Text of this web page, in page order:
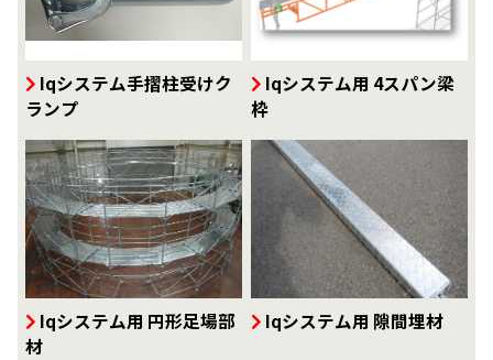
Iqシステム手摺柱受けク
ランプ
Iqシステム用 4スパン梁
枠
Iqシステム用 円形足場部
材
Iqシステム用 隙間埋材